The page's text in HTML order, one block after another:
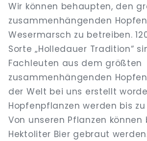
Wir können behaupten, den
zusammenhängenden
Wesermarsch zu betreiben.
Sorte „Holledauer Tradition“
Fachleuten aus dem größten
zusammenhängenden
der Welt bei uns erstellt
Hopfenpflanzen werden bis
Von unseren Pflanzen können
Hektoliter Bier gebraut